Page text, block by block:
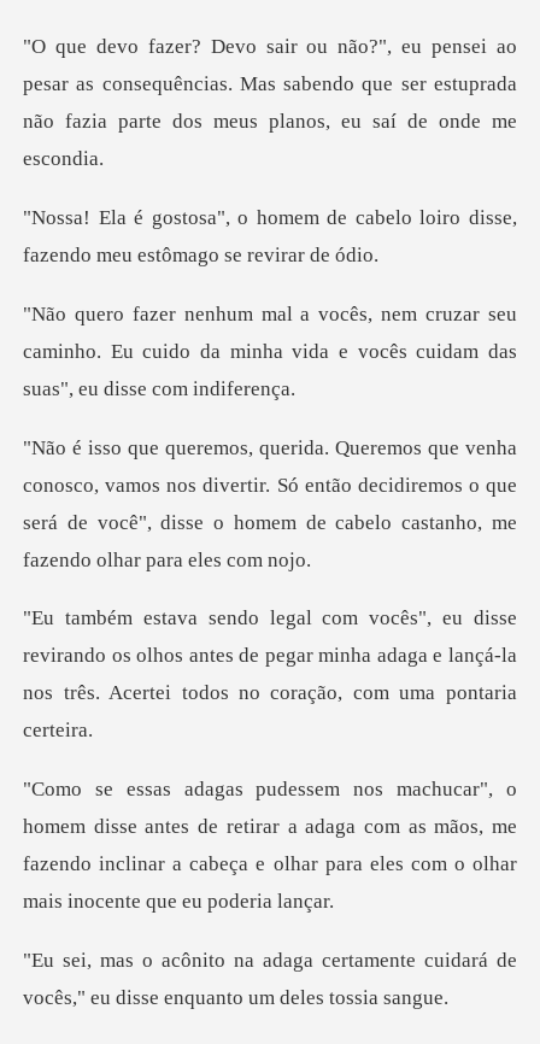
ar as consequências. Mas sabendo que ser estuprada
não
de cabelo loiro disse,
fazendo
ar seu
caminho. Eu cuido da minha vida e você
mos nos divertir. Só então decidiremos o que
será de você", disse
ando os olhos antes de pegar minha adaga e lançá-la
nos
s de retirar a adaga com as mãos, me
fazendo inclinar a cabeça e
rtamente cuidará de
vocês," eu dis